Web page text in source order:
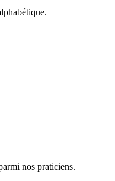
nos praticiens.